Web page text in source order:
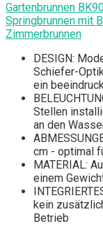
Gartenbrunnen
Springbrunnen mit
Zimmerbrunnen
DESIGN:
Schiefer-
ein
Stellen
an den
cm - optimal
MATERIAL:
einem
kein
Betrieb